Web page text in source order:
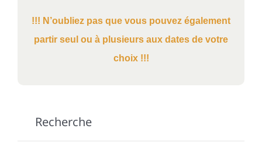
!!! N’oubliez pas que vous pouvez également
partir seul ou à plusieurs aux dates de votre
choix !!!
Recherche